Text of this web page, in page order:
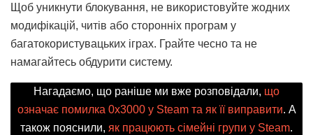
Щоб уникнути блокування, не використовуйте жодних
модифікацій, читів або сторонніх програм у
багатокористувацьких іграх. Грайте чесно та не
намагайтесь обдурити систему.
Нагадаємо, що раніше ми вже розповідали, що
означає помилка 0x3000 у Steam та як її виправити. А
також пояснили, як працюють сімейні групи у Steam.